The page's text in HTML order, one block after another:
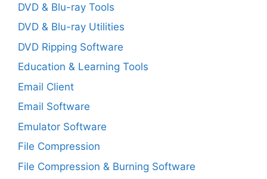
DVD & Blu-ray Tools
DVD & Blu-ray Utilities
DVD Ripping Software
Education & Learning Tools
Email Client
Email Software
Emulator Software
File Compression
File Compression & Burning Software